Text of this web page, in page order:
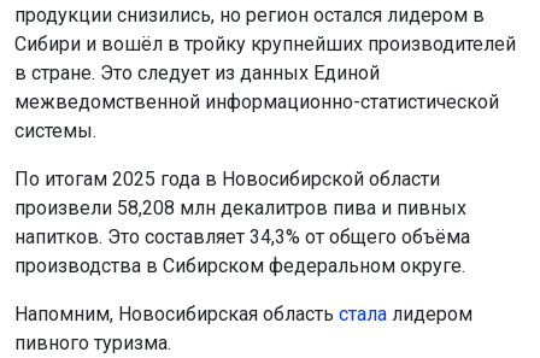
продукции снизились, но регион остался лидером в
Сибири и вошёл в тройку крупнейших производителей
в стране. Это следует из данных Единой
межведомственной информационно-статистической
системы.
По итогам 2025 года в Новосибирской области
произвели 58,208 млн декалитров пива и пивных
напитков. Это составляет 34,3% от общего объёма
производства в Сибирском федеральном округе.
Напомним, Новосибирская область стала лидером
пивного туризма.